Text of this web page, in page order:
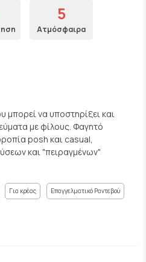
5
Ατμόσφαιρα
μπορεί να υποστηρίξει και
με φίλους. Φαγητό
posh και casual,
και "πειραγμένων"
Για κρέας Επαγγελματικό Ραντεβού